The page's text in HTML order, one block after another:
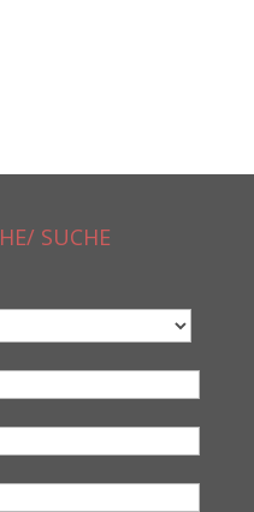
SUCHE